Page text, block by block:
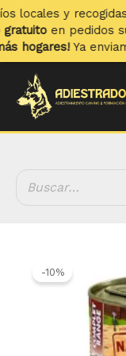
Ir
al
contenido
-10%
era:
4.71 €.
Greatness
Ternera
y recogidas los
en pedidos
Ya enviamos